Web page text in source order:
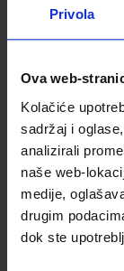
Privola
Ova web-
Kolačiće
sadržaj i
analizirali
naše web-
medije,
drugim
dok ste
Školski razred
Vrsta škole
Reg br min